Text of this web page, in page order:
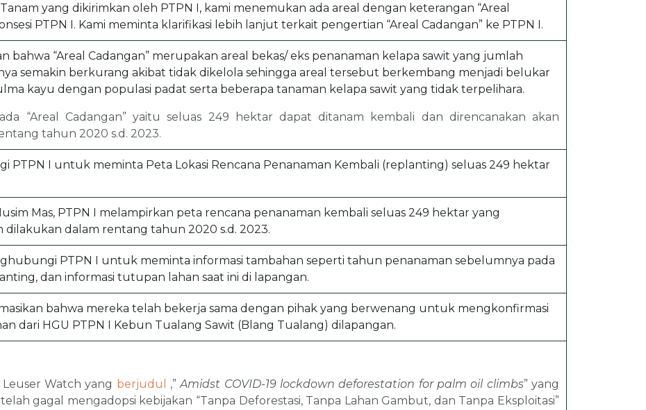
yang dikirimkan oleh PTPN I, kami menemukan ada areal dengan keterangan “Areal
PTPN I. Kami meminta klarifikasi lebih lanjut terkait pengertian “Areal Cadangan” ke PTPN I.
bahwa “Areal Cadangan” merupakan areal bekas/ eks penanaman kelapa sawit yang jumlah
semakin berkurang akibat tidak dikelola sehingga areal tersebut berkembang menjadi belukar
kayu dengan populasi padat serta beberapa tanaman kelapa sawit yang tidak terpelihara.
“Areal Cadangan” yaitu seluas 249 hektar dapat ditanam kembali dan direncanakan akan
tahun 2020 s.d. 2023.
PTPN I untuk meminta Peta Lokasi Rencana Penanaman Kembali (replanting) seluas 249 hektar
Mas, PTPN I melampirkan peta rencana penanaman kembali seluas 249 hektar yang
dilakukan dalam rentang tahun 2020 s.d. 2023.
PTPN I untuk meminta informasi tambahan seperti tahun penanaman sebelumnya pada
dan informasi tutupan lahan saat ini di lapangan.
bahwa mereka telah bekerja sama dengan pihak yang berwenang untuk mengkonfirmasi
dari HGU PTPN I Kebun Tualang Sawit (Blang Tualang) dilapangan.
Watch yang berjudul ,”Amidst COVID-19 lockdown deforestation for palm oil climbs” yang
gagal mengadopsi kebijakan “Tanpa Deforestasi, Tanpa Lahan Gambut, dan Tanpa Eksploitasi”